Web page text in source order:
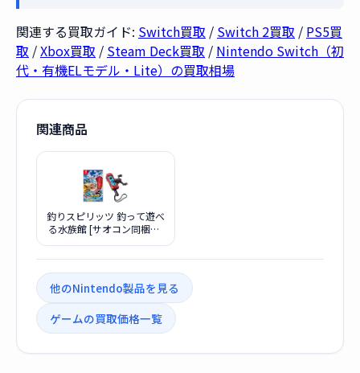
関連する買取ガイド: Switch買取 / Switch 2買取 / PS5買
取 /Xbox買取 / Steam Deck買取 / Nintendo Switch（初
代・有機ELモデル・Lite）の買取相場
関連商品
釣りスピリッツ 釣って遊べ
る水族館 [サオコン同梱版]
他のNintendo製品を見る
ゲームの買取価格一覧